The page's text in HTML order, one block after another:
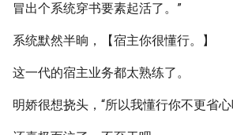
冒出个系统穿书要素起活了。”
系统默然半晌，【宿主你很懂行。】
这一代的宿主业务都太熟练了。
明娇很想挠头，“所以我懂行你不更省